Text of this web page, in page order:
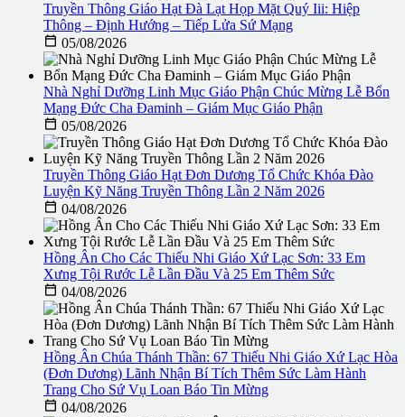
Truyền Thông Giáo Hạt Đà Lạt Họp Mặt Quý Iii: Hiệp
Thông – Định Hướng – Tiếp Lửa Sứ Mạng
 05/08/2026
Nhà Nghỉ Dưỡng Linh Mục Giáo Phận Chúc Mừng Lễ Bổn
Mạng Đức Cha Đaminh – Giám Mục Giáo Phận
 05/08/2026
Truyền Thông Giáo Hạt Đơn Dương Tổ Chức Khóa Đào
Luyện Kỹ Năng Truyền Thông Lần 2 Năm 2026
 04/08/2026
Hồng Ân Cho Các Thiếu Nhi Giáo Xứ Lạc Sơn: 33 Em
Xưng Tội Rước Lễ Lần Đầu Và 25 Em Thêm Sức
 04/08/2026
Hồng Ân Chúa Thánh Thần: 67 Thiếu Nhi Giáo Xứ Lạc Hòa
(Đơn Dương) Lãnh Nhận Bí Tích Thêm Sức Làm Hành
Trang Cho Sứ Vụ Loan Báo Tin Mừng
 04/08/2026